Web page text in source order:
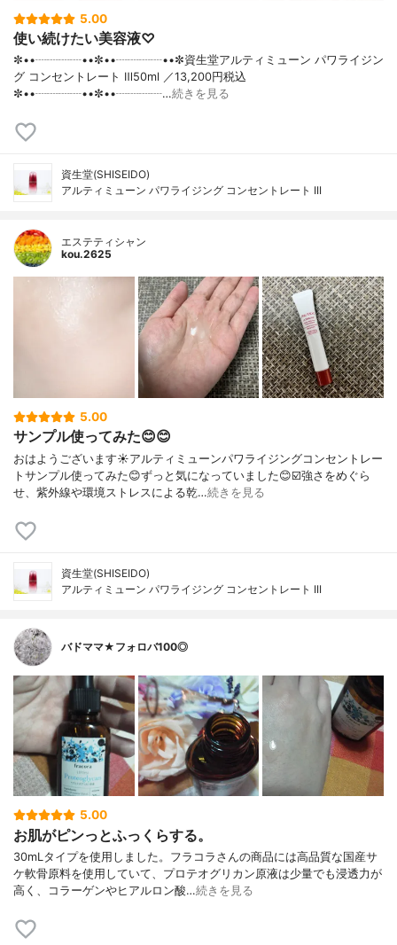
5.00
使い続けたい美容液♡
✼••┈┈┈┈••✼••┈┈┈┈••✼資生堂アルティミューン パワライジン
グ コンセントレート Ⅲ50ml ／13,200円税込
✼••┈┈┈┈••✼••┈┈┈┈…続きを見る
資生堂(SHISEIDO)
アルティミューン パワライジング コンセントレート III
エステティシャン
kou.2625
5.00
サンプル使ってみた😊😊
おはようございます☀アルティミューンパワライジングコンセントレー
トサンプル使ってみた😊ずっと気になっていました😊☑️強さをめぐら
せ、紫外線や環境ストレスによる乾…続きを見る
資生堂(SHISEIDO)
アルティミューン パワライジング コンセントレート III
バドママ★フォロバ100◎
5.00
お肌がピンっとふっくらする。
30mLタイプを使用しました。フラコラさんの商品には高品質な国産サ
ケ軟骨原料を使用していて、プロテオグリカン原液は少量でも浸透力が
高く、コラーゲンやヒアルロン酸…続きを見る